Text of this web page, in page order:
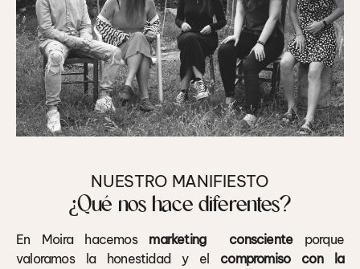
NUESTRO MANIFIESTO
¿Qué nos hace diferentes?
En Moira hacemos marketing consciente porque
valoramos la honestidad y el
compromiso con la